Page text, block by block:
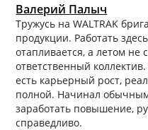
Валерий Палыч
Тружусь на WALTRAK
продукции. Работать
отапливается, а летом
ответственный
есть карьерный рост,
полной. Начинал
заработать повышение,
справедливо.